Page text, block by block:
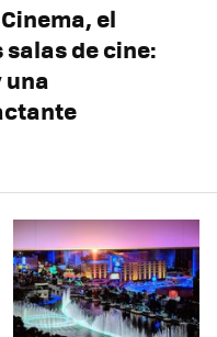
el
de cine:
una